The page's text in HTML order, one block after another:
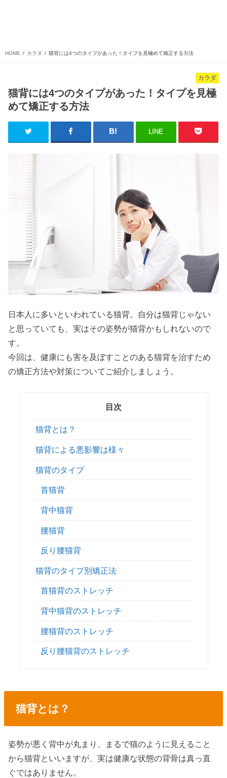
HOME カラダ 猫背には4つのタイプがあった！タイプを見極めて矯正する方法
カラダ
猫背には4つのタイプがあった！タイプを見極
めて矯正する方法
LINE
日本人に多いといわれている猫背。自分は猫背じゃない
と思っていても、実はその姿勢が猫背かもしれないので
す。
今回は、健康にも害を及ぼすことのある猫背を治すため
の矯正方法や対策についてご紹介しましょう。
目次
猫背とは？
猫背による悪影響は様々
猫背のタイプ
首猫背
背中猫背
腰猫背
反り腰猫背
猫背のタイプ別矯正法
首猫背のストレッチ
背中猫背のストレッチ
腰猫背のストレッチ
反り腰猫背のストレッチ
猫背とは？
姿勢が悪く背中が丸まり、まるで猫のように見えること
から猫背といいますが、実は健康な状態の背骨は真っ直
ぐではありません。